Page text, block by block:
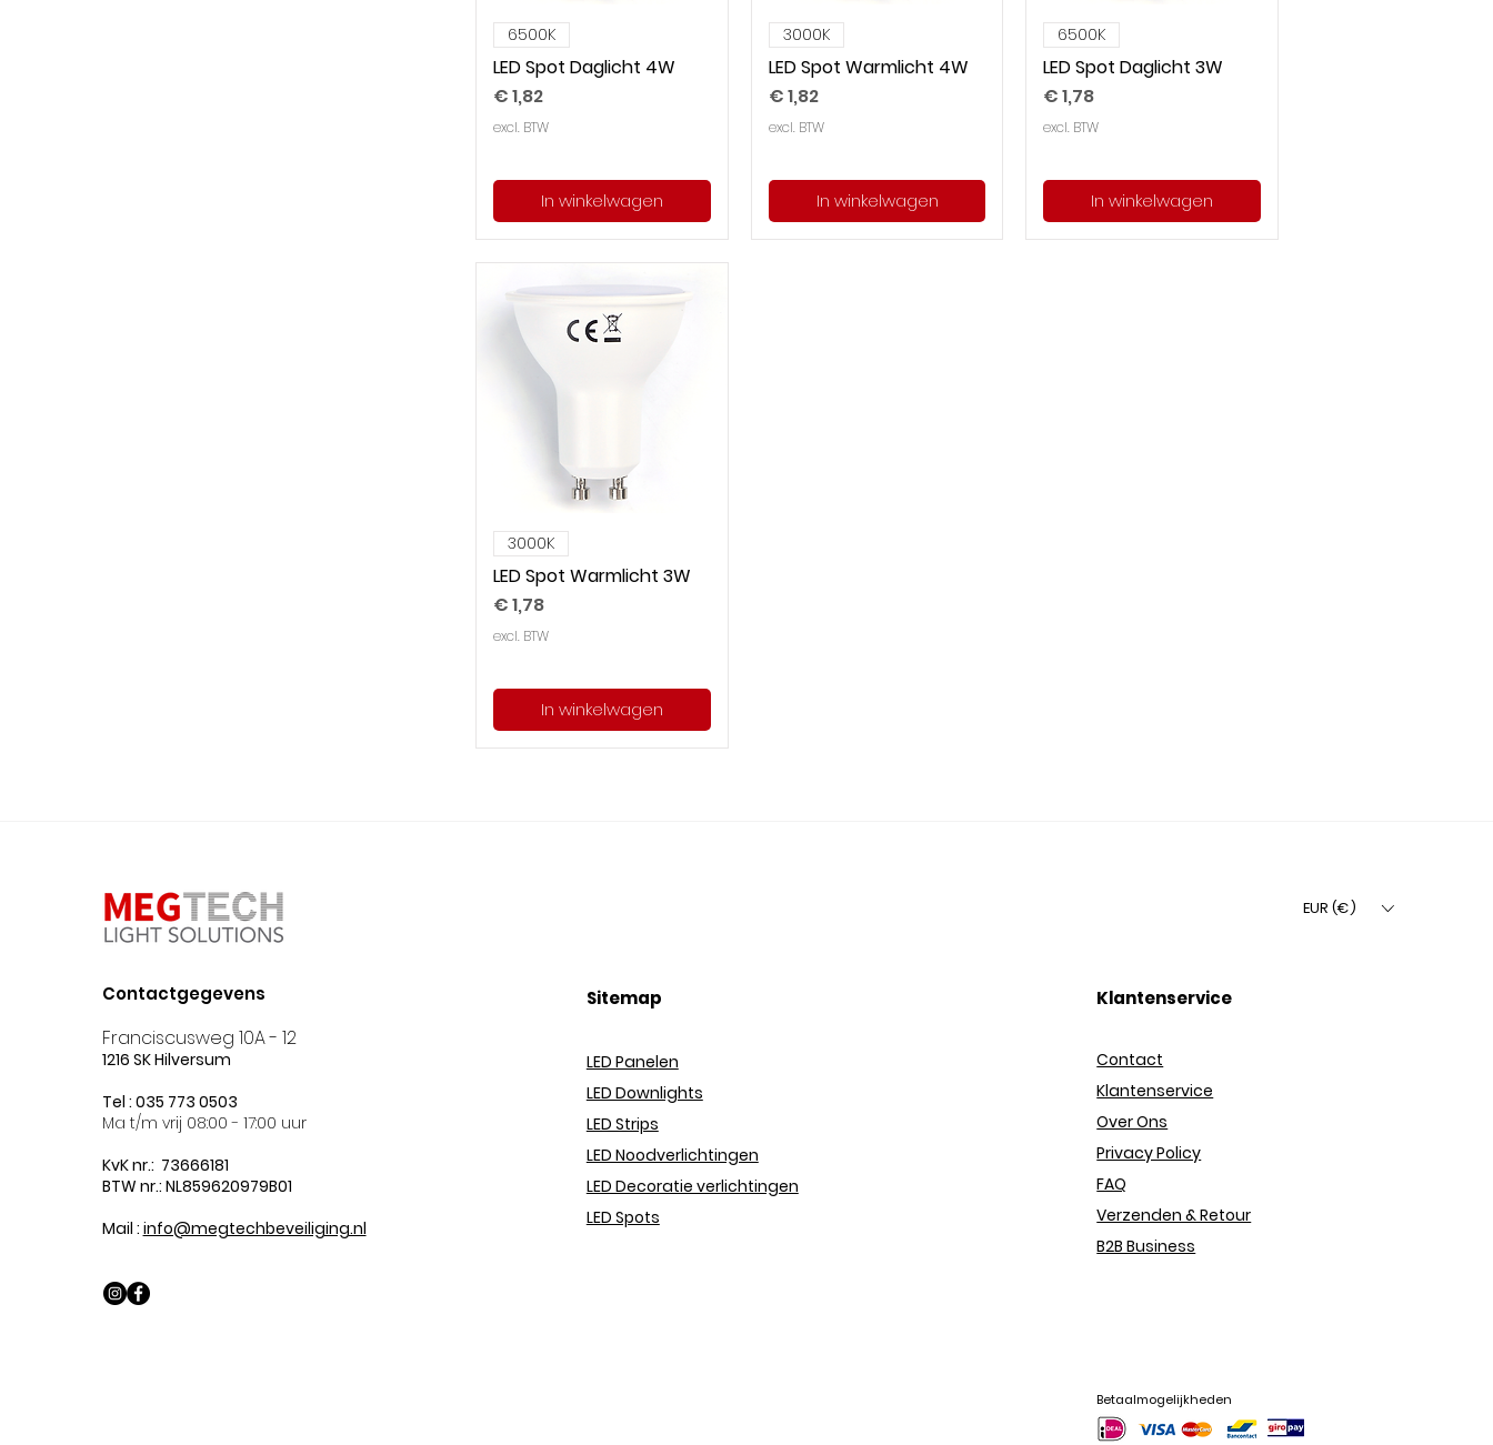
6500K
LED Spot Daglicht 4W
Prijs
€ 1,82
excl. BTW
In winkelwagen
3000K
LED Spot Warmlicht 4W
Prijs
€ 1,82
excl. BTW
In winkelwagen
6500K
LED Spot Daglicht 3W
Prijs
€ 1,78
excl. BTW
In winkelwagen
3000K
LED Spot Warmlicht 3W
Prijs
€ 1,78
excl. BTW
In winkelwagen
Contactgegevens
Franciscusweg 10A - 12
1216 SK Hilversum
Tel : 035 773 0503
Ma t/m vrij 08:00 - 17:00 uur
KvK nr.: 73666181
BTW nr.: NL859620979B01
Mail : info@megtechbeveiliging.nl
Sitemap
LED Panelen
LED Downlights
LED Strips
LED Noodverlichtingen
LED Decoratie verlichtingen
LED Spots
EUR (€)
Klantenservice
Contact
Klantenservice
Over Ons
Privacy Policy
FAQ
Verzenden & Retour
B2B Business
Betaalmogelijkheden